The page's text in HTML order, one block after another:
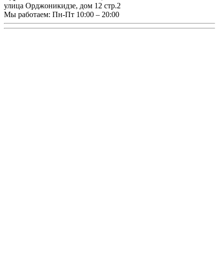
улица Орджоникидзе, дом 12 стр.2
Мы работаем: Пн-Пт 10:00 – 20:00